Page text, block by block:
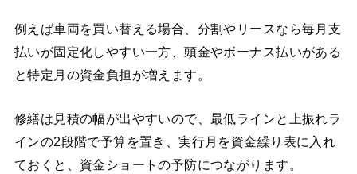
例えば車両を買い替える場合、分割やリースなら毎月支
払いが固定化しやすい一方、頭金やボーナス払いがある
と特定月の資金負担が増えます。
修繕は見積の幅が出やすいので、最低ラインと上振れラ
インの2段階で予算を置き、実行月を資金繰り表に入れ
ておくと、資金ショートの予防につながります。